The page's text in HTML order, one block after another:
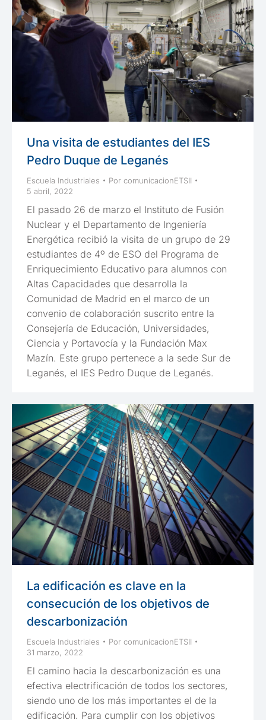
Una visita de estudiantes del IES
Pedro Duque de Leganés
Escuela Industriales Por comunicacionETSII
5 abril, 2022
El pasado 26 de marzo el Instituto de Fusión
Nuclear y el Departamento de Ingeniería
Energética recibió la visita de un grupo de 29
estudiantes de 4º de ESO del Programa de
Enriquecimiento Educativo para alumnos con
Altas Capacidades que desarrolla la
Comunidad de Madrid en el marco de un
convenio de colaboración suscrito entre la
Consejería de Educación, Universidades,
Ciencia y Portavocía y la Fundación Max
Mazín. Este grupo pertenece a la sede Sur de
Leganés, el IES Pedro Duque de Leganés.
La edificación es clave en la
consecución de los objetivos de
descarbonización
Escuela Industriales Por comunicacionETSII
31 marzo, 2022
El camino hacia la descarbonización es una
efectiva electrificación de todos los sectores,
siendo uno de los más importantes el de la
edificación. Para cumplir con los objetivos